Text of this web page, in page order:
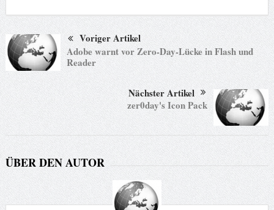
Voriger Artikel
Adobe warnt vor Zero-Day-Lücke in Flash und
Reader
Nächster Artikel
zer0day's Icon Pack
ÜBER DEN AUTOR